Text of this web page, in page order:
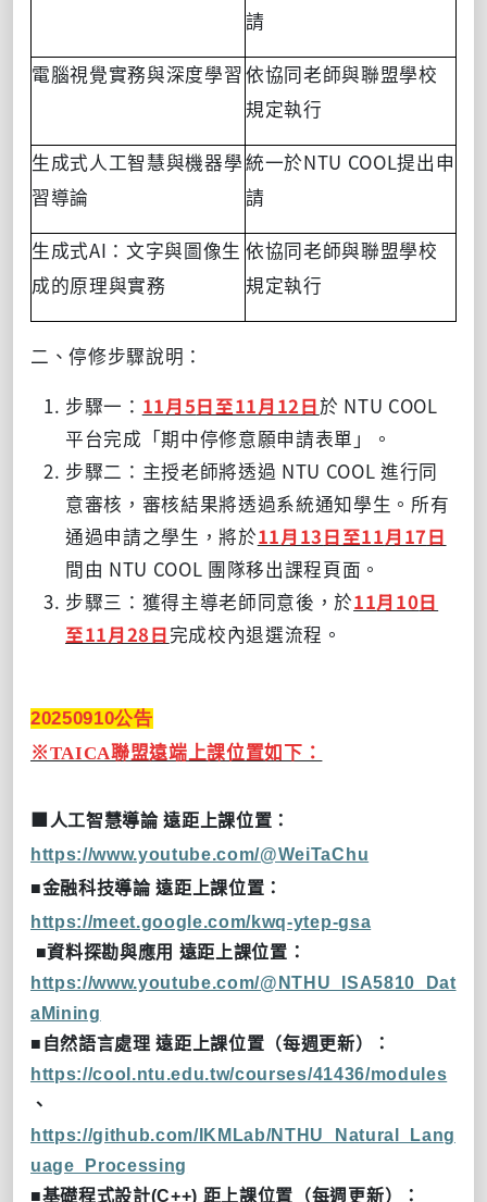
請
電腦視覺實務與深度學習 依協同老師與聯盟學校
規定執行
生成式人工智慧與機器學
習導論
統一於NTU COOL提出申
請
生成式AI ：文字與圖像生
成的原理與實務
依協同老師與聯盟學校
規定執行
二、停修步驟說明：
步驟一： 11月5日至11月12日於 NTU COOL
平台完成「期中停修意願申請表單」。
步驟二：主授老師將透過 NTU COOL進行同
意審核，審核結果將透過系統通知學生。所有
通過申請之學生，將於11月13日至11月17日
間由 NTU COOL 團隊移出課程頁面。
步驟三：獲得主導老師同意後，於11月10日
至11月28日完成校內退選流程。
20250910公告
※TAICA聯盟遠端上課位置如下：
■ 人工智慧導論 遠距上課位置：
https://www.youtube.com/@WeiTaChu
■金融科技導論 遠距上課位置：
https://meet.google.com/kwq-ytep-gsa
■資料探勘與應用 遠距上課位置：
https://www.youtube.com/@NTHU_ISA5810_Dat
aMining
■ 自然語言處理 遠距上課位置（每週更新）：
https://cool.ntu.edu.tw/courses/41436/modules
、
https://github.com/IKMLab/NTHU_Natural_Lang
uage_Processing
■基礎程式設計(C++) 距上課位置（每週更新）：